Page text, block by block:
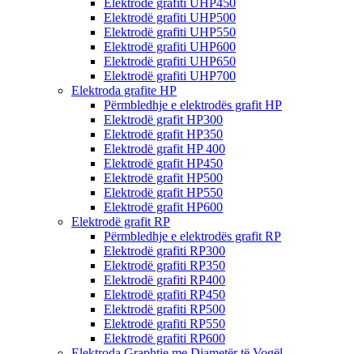
Elektrodë grafiti UHP450
Elektrodë grafiti UHP500
Elektrodë grafiti UHP550
Elektrodë grafiti UHP600
Elektrodë grafiti UHP650
Elektrodë grafiti UHP700
Elektroda grafite HP
Përmbledhje e elektrodës grafit HP
Elektrodë grafit HP300
Elektrodë grafit HP350
Elektrodë grafit HP 400
Elektrodë grafit HP450
Elektrodë grafit HP500
Elektrodë grafit HP550
Elektrodë grafit HP600
Elektrodë grafit RP
Përmbledhje e elektrodës grafit RP
Elektrodë grafiti RP300
Elektrodë grafiti RP350
Elektrodë grafiti RP400
Elektrodë grafiti RP450
Elektrodë grafiti RP500
Elektrodë grafiti RP550
Elektrodë grafiti RP600